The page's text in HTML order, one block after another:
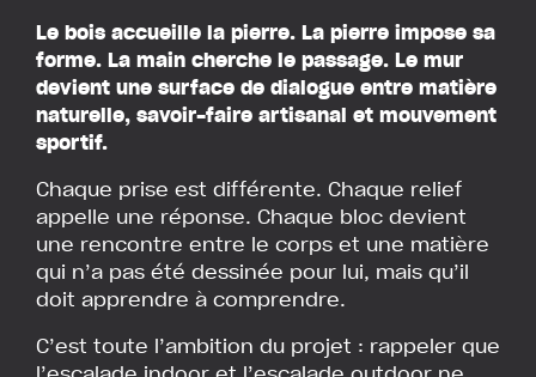
Le bois accueille la pierre. La pierre impose sa
forme. La main cherche le passage. Le mur
devient une surface de dialogue entre matière
naturelle, savoir-faire artisanal et mouvement
sportif.
Chaque prise est différente. Chaque relief
appelle une réponse. Chaque bloc devient
une rencontre entre le corps et une matière
qui n’a pas été dessinée pour lui, mais qu’il
doit apprendre à comprendre.
C’est toute l’ambition du projet : rappeler que